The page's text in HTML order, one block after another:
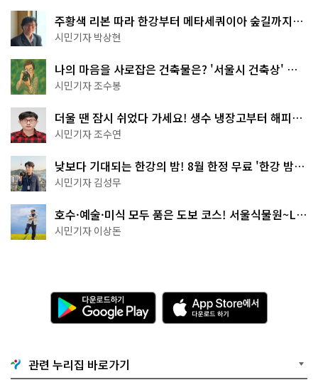
주황색 리본 따라 한강부터 메타세쿼이아 숲길까지…
서울둘레길 15코스
시민기자 박상현
나의 마음을 사로잡은 건축물은? '서울시 건축상' 수
상작 공개!
시민기자 조수봉
더울 땐 잠시 쉬었다 가세요! 생수 냉장고부터 해피소
·무더위쉼터까지
시민기자 조수연
낮보다 기대되는 한강의 밤! 8월 한정 무료 '한강 밤
핑' 예약은?
시민기자 김성무
호수·예술·미식 모두 품은 도보 코스! 서울식물원~LG
아트센터~마곡테라스거리
시민기자 이상돈
다
운
로
기
G
o
A
p
p
e
관련 누리집 바로가기